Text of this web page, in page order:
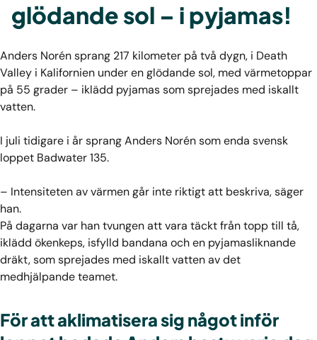
glödande sol – i pyjamas!
Anders Norén sprang 217 kilometer på två dygn, i Death
Valley i Kalifornien under en glödande sol, med värmetoppar
på 55 grader – iklädd pyjamas som sprejades med iskallt
vatten.
I juli tidigare i år sprang Anders Norén som enda svensk
loppet Badwater 135.
– Intensiteten av värmen går inte riktigt att beskriva, säger
han.
På dagarna var han tvungen att vara täckt från topp till tå,
iklädd ökenkeps, isfylld bandana och en pyjamasliknande
dräkt, som sprejades med iskallt vatten av det
medhjälpande teamet.
För att aklimatisera sig något inför